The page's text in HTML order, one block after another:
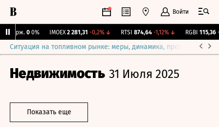
Войти
Бирж. 0 0% IMOEX 2 281,31 -0,2%↓ RTSI 874,64 -1,12%↓ RGBI 115,36
Ситуация на топливном рынке: меры, динамика, прогнозы
Недвижимость 31 Июля 2025
Показать еще